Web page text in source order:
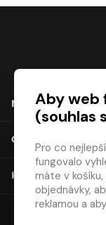
NÁKUP
O SPOLEČNOSTI
KONTAKT
Aby web
(souhlas
Pro co
fungovalo
máte v
objednávky,
reklamou a